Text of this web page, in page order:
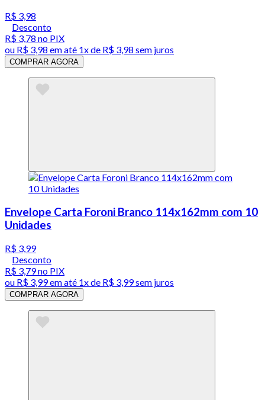
R$ 3,98
Desconto
R$ 3,78 no PIX
ou R$ 3,98 em até 1x de R$ 3,98 sem juros
COMPRAR AGORA
Envelope Carta Foroni Branco 114x162mm com 10
Unidades
R$ 3,99
Desconto
R$ 3,79no PIX
ou R$ 3,99em até 1x de R$ 3,99sem juros
COMPRAR AGORA